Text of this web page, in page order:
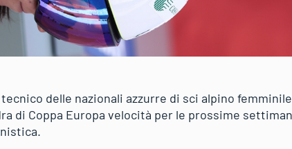
delle nazionali azzurre di sci alpino
di Coppa Europa velocità per le prossime